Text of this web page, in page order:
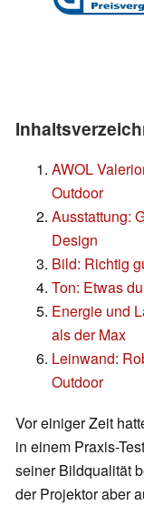
AWOL
Outdoor
Ausstattung:
Design
Bild: Richtig
Ton: Etwas
Energie und
als der Max
Leinwand:
Outdoor
Vor einiger Zeit
in einem Praxis-
seiner Bildqualität
der Projektor aber